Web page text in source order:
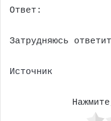
Ответ:
Затрудняюсь
Источник